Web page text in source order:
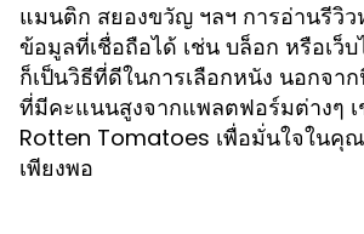
แมนติก สยองขวัญ ฯลฯ การอ่านรีวิ
ข้อมูลที่เชื่อถือได้ เช่น บล็อก หรือเว็
ก็เป็นวิธีที่ดีในการเลือกหนัง นอกจา
ที่มีคะแนนสูงจากแพลตฟอร์มต่างๆ เ
Rotten Tomatoes เพื่อมั่นใจในคุ
เพียงพอ